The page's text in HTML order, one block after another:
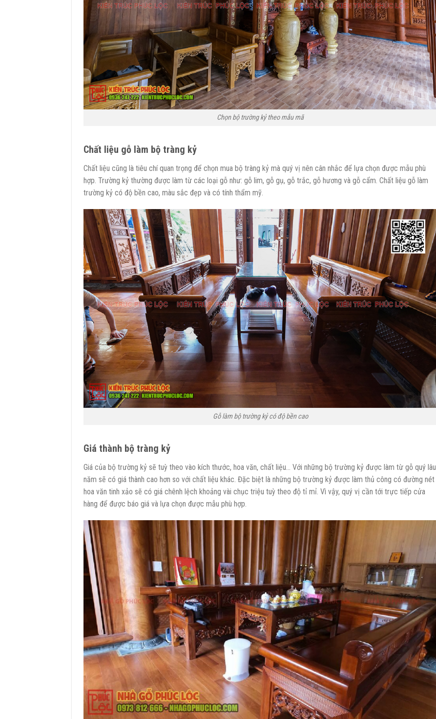
Chọn bộ trường kỷ theo mẫu mã
Chất liệu gỗ làm bộ tràng kỷ
Chất liệu cũng là tiêu chí quan trọng để chọn mua bộ tràng kỷ mà quý vị nên cân nhắc để lựa chọn được mẫu phù
hợp. Trường kỷ thường được làm từ các loại gỗ như: gỗ lim, gỗ gụ, gỗ trắc, gỗ hương và gỗ cẩm. Chất liệu gỗ làm
trường kỷ có độ bền cao, màu sắc đẹp và có tính thẩm mỹ.
Gỗ làm bộ trường kỷ có độ bền cao
Giá thành bộ tràng kỷ
Giá của bộ trường kỷ sẽ tuỳ theo vào kích thước, hoa văn, chất liệu… Với những bộ trường kỷ được làm từ gỗ quý lâu
năm sẽ có giá thành cao hơn so với chất liệu khác. Đặc biệt là những bộ trường kỷ được làm thủ công có đường nét
hoa văn tinh xảo sẽ có giá chênh lệch khoảng vài chục triệu tuỳ theo độ tỉ mỉ. Vì vậy, quý vị cần tới trực tiếp cửa
hàng để được báo giá và lựa chọn được mẫu phù hợp.